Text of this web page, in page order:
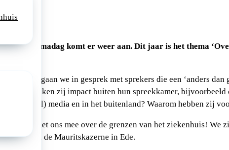
NVK themadag komt er weer aan. Dit jaar is het thema
gaan we in gesprek met sprekers die een ‘anders dan
Hoe maken zij impact buiten hun spreekkamer, bijvoorbeeld
(social) media en in het buitenland? Waarom hebben zij
en kijk met ons mee over de grenzen van het ziekenhuis! We
in de Mauritskazerne in Ede.